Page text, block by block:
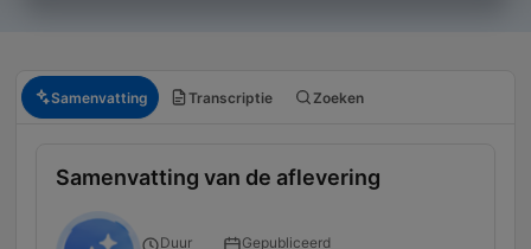
Samenvatting Transcriptie Zoeken
Samenvatting van de aflevering
Duur Gepubliceerd